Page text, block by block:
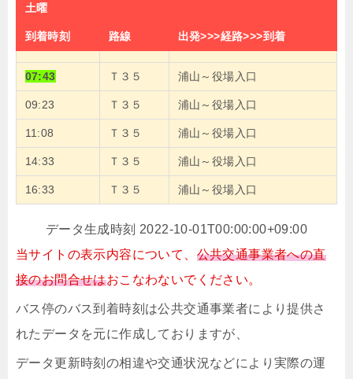
土曜
到着時刻 路線 出発>>>経路>>>到着
07:43 Ｔ３５ 浦山～役場入口
09:23 Ｔ３５ 浦山～役場入口
11:08 Ｔ３５ 浦山～役場入口
14:33 Ｔ３５ 浦山～役場入口
16:33 Ｔ３５ 浦山～役場入口
データ生成時刻 2022-10-01T00:00:00+09:00
当サイトの表示内容について、 公共交通事業者への直
接のお問合せはおこなわないでください。
バス停のバス到着時刻は公共交通事業者により提供さ
れたデータを元に作成しておりますが、
データ更新時刻の相違や交通状況などにより実際の運